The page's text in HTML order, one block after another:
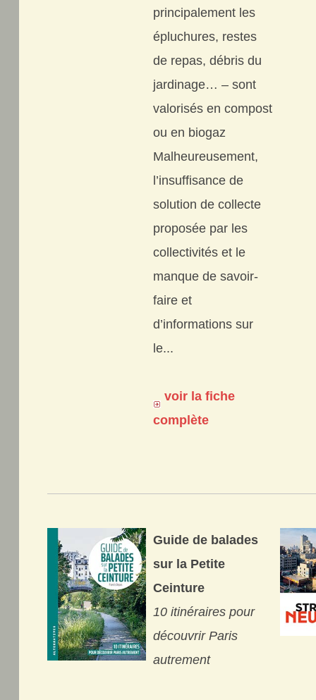
principalement les
épluchures, restes
de repas, débris du
jardinage… – sont
valorisés en compost
ou en biogaz
Malheureusement,
l’insuffisance de
solution de collecte
proposée par les
collectivités et le
manque de savoir-
faire et
d’informations sur
le...
voir la fiche
complète
Guide de balades
sur la Petite
Ceinture
10 itinéraires pour
découvrir Paris
autrement